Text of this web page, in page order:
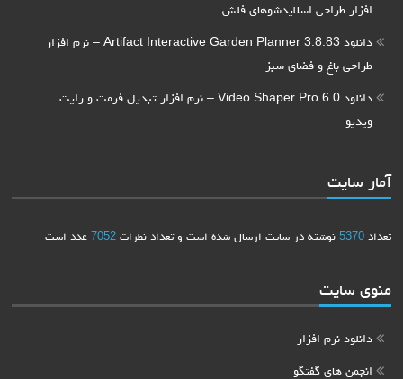
افزار طراحی اسلایدشوهای فلش
دانلود Artifact Interactive Garden Planner 3.8.83 – نرم افزار
طراحی باغ و فضای سبز
دانلود Video Shaper Pro 6.0 – نرم افزار تبدیل فرمت و رایت
ویدیو
آمار سایت
تعداد5370 نوشته در سایت ارسال شده است و تعداد نظرات7052 عدد است
منوی سایت
دانلود نرم افزار
انجمن های گفتگو